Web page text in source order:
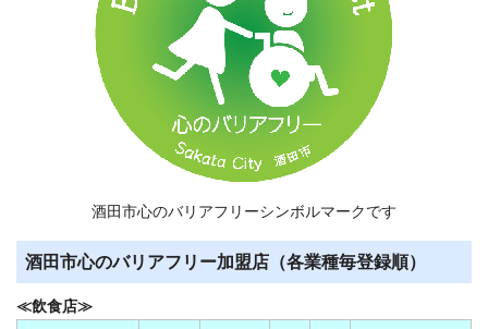
酒田市心のバリアフリーシンボルマークです
酒田市心のバリアフリー加盟店（各業種毎登録順）
≪飲食店≫